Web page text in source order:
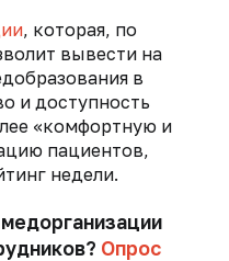
, которая, по
вывести на
в
и доступность
«комфортную и
пациентов,
недели.
Опрос